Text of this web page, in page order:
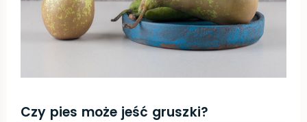
Czy pies może jeść gruszki?